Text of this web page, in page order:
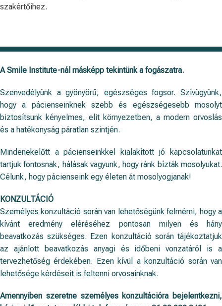
szakértőihez.
A Smile Institute-nál másképp tekintünk a fogászatra.
Szenvedélyünk a gyönyörű, egészséges fogsor. Szívügyünk,
hogy a pácienseinknek szebb és egészségesebb mosolyt
biztosítsunk kényelmes, elit környezetben, a modern orvoslás
és a hatékonyság páratlan szintjén.
Mindenekelőtt a pácienseinkkel kialakított jó kapcsolatunkat
tartjuk fontosnak, hálásak vagyunk, hogy ránk bízták mosolyukat.
Célunk, hogy pácienseink egy életen át mosolyogjanak!
KONZULTÁCIÓ
Személyes konzultáció során van lehetőségünk felmérni, hogy a
kívánt eredmény eléréséhez pontosan milyen és hány
beavatkozás szükséges. Ezen konzultáció során tájékoztatjuk
az ajánlott beavatkozás anyagi és időbeni vonzatáról is a
tervezhetőség érdekében. Ezen kívül a konzultáció során van
lehetősége kérdéseit is feltenni orvosainknak.
Amennyiben szeretne személyes konzultációra bejelentkezni,